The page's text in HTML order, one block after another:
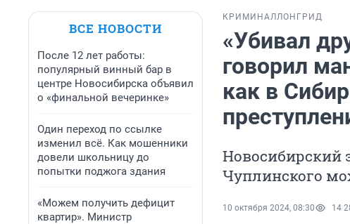
ВСЕ НОВОСТИ
После 12 лет работы:
популярный винный бар в
центре Новосибирска объявил
о «финальной вечеринке»
Один переход по ссылке
изменил всё. Как мошенники
довели школьницу до
попытки поджога здания
«Можем получить дефицит
квартир». Министр
КРИМИНАЛЛОНГРИД
«Убивал
говорил
как в
Новосибирский
Чуплинского
10 октября 2024, 08:30 14